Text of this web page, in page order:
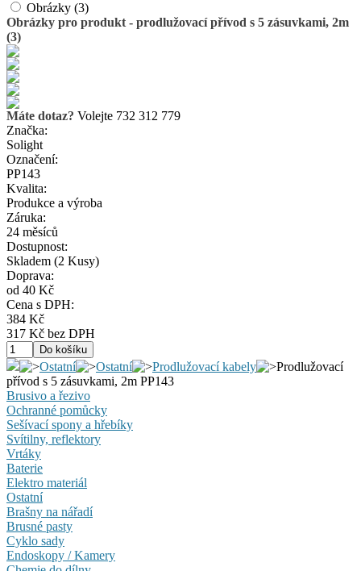
Obrázky (3)
Obrázky pro produkt - prodlužovací přívod s 5 zásuvkami, 2m
(3)
Máte dotaz? Volejte 732 312 779
Značka:
Solight
Označení:
PP143
Kvalita:
Produkce a výroba
Záruka:
24 měsíců
Dostupnost:
Skladem (2 Kusy)
Doprava:
od 40 Kč
Cena s DPH:
384 Kč
317 Kč bez DPH
Ostatní Ostatní Prodlužovací kabely
Prodlužovací
přívod s 5 zásuvkami, 2m PP143
Brusivo a řezivo
Ochranné pomůcky
Sešívací spony a hřebíky
Svítilny, reflektory
Vrtáky
Baterie
Elektro materiál
Ostatní
Brašny na nářadí
Brusné pasty
Cyklo sady
Endoskopy / Kamery